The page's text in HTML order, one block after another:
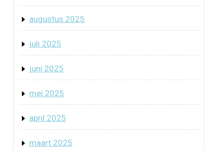
augustus 2025
juli 2025
juni 2025
mei 2025
april 2025
maart 2025